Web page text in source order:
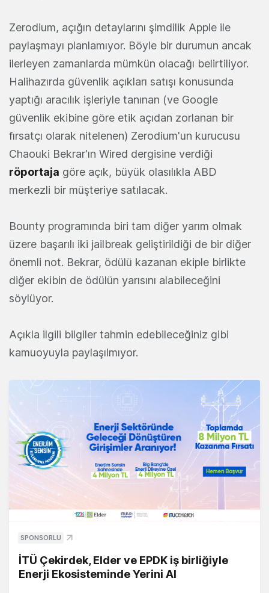
Zerodium, açığın detaylarını şimdilik Apple ile
paylaşmayı planlamıyor. Böyle bir durumun ancak
ilerleyen zamanlarda mümkün olacağı belirtiliyor.
Halihazırda güvenlik açıkları satışı konusunda
yaptığı aracılık işleriyle tanınan (ve Google
güvenlik ekibine göre etik açıdan zorlanan bir
fırsatçı olarak nitelenen) Zerodium'un kurucusu
Chaouki Bekrar'ın Wired dergisine verdiği
röportaja göre açık, büyük olasılıkla ABD
merkezli bir müşteriye satılacak.
Bounty programında biri tam diğer yarım olmak
üzere başarılı iki jailbreak geliştirildiği de bir diğer
önemli not. Bekrar, ödülü kazanan ekiple birlikte
diğer ekibin de ödülün yarısını alabileceğini
söylüyor.
Açıkla ilgili bilgiler tahmin edebileceğiniz gibi
kamuoyuyla paylaşılmıyor.
SPONSORLU
İTÜ Çekirdek, Elder ve EPDK iş birliğiyle
Enerji Ekosisteminde Yerini Al